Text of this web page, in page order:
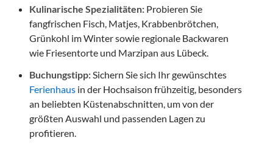
Kulinarische Spezialitäten: Probieren Sie
fangfrischen Fisch, Matjes, Krabbenbrötchen,
Grünkohl im Winter sowie regionale Backwaren
wie Friesentorte und Marzipan aus Lübeck.
Buchungstipp:Sichern Sie sich Ihr gewünschtes
Ferienhaus in der Hochsaison frühzeitig, besonders
an beliebten Küstenabschnitten, um von der
größten Auswahl und passenden Lagen zu
profitieren.